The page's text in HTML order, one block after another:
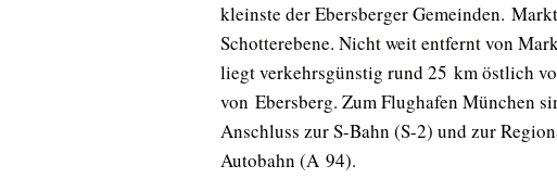
kleinste der Ebersberger Gemeinden.
Schotterebene. Nicht weit entfernt von
liegt verkehrsgünstig rund 25 km östlich
von Ebersberg. Zum Flughafen München
Anschluss zur S-Bahn (S-2) und zur
Autobahn (A 94).